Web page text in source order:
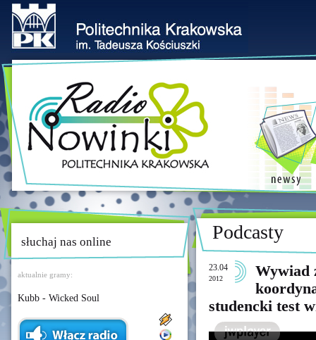
słuchaj nas online
aktualnie gramy:
Kubb - Wicked Soul
Podcasty
23.04
2012
Wywiad
studencki test